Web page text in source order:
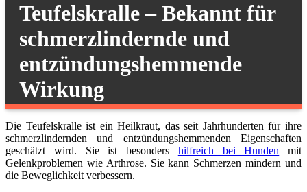
Teufelskralle – Bekannt für
schmerzlindernde und
entzündungshemmende
Wirkung
Die Teufelskralle ist ein Heilkraut, das seit Jahrhunderten für ihre
schmerzlindernden und entzündungshemmenden Eigenschaften
geschätzt wird. Sie ist besonders hilfreich bei Hunden mit
Gelenkproblemen wie Arthrose. Sie kann Schmerzen mindern und
die Beweglichkeit verbessern.